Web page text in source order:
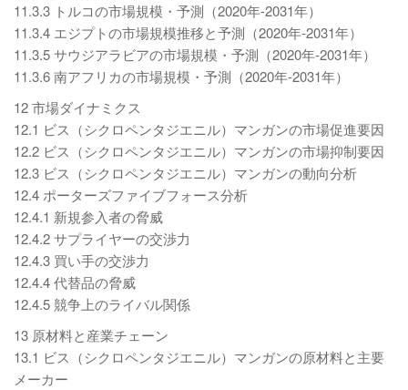
11.3.3 トルコの市場規模・予測（2020年-2031年）
11.3.4 エジプトの市場規模推移と予測（2020年-2031年）
11.3.5 サウジアラビアの市場規模・予測（2020年-2031年）
11.3.6 南アフリカの市場規模・予測（2020年-2031年）
12 市場ダイナミクス
12.1 ビス（シクロペンタジエニル）マンガンの市場促進要因
12.2 ビス（シクロペンタジエニル）マンガンの市場抑制要因
12.3 ビス（シクロペンタジエニル）マンガンの動向分析
12.4 ポーターズファイブフォース分析
12.4.1 新規参入者の脅威
12.4.2 サプライヤーの交渉力
12.4.3 買い手の交渉力
12.4.4 代替品の脅威
12.4.5 競争上のライバル関係
13 原材料と産業チェーン
13.1 ビス（シクロペンタジエニル）マンガンの原材料と主要
メーカー